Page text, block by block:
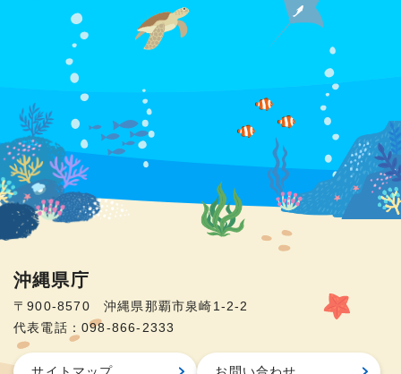
沖縄県庁
〒900-8570 沖縄県那覇市泉崎1-2-2
代表電話：098-866-2333